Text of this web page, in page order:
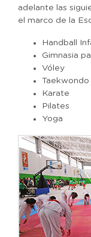
adelante las
el marco de la
Handball
Gimnasia
Vóley
Taekwondo
Karate
Pilates
Yoga